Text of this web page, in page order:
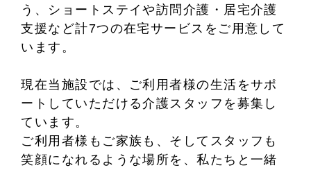
う、ショートステイや訪問介護・居宅介護
支援など計7つの在宅サービスをご用意して
います。
現在当施設では、ご利用者様の生活をサポ
ートしていただける介護スタッフを募集し
ています。
ご利用者様もご家族も、そしてスタッフも
笑顔になれるような場所を、私たちと一緒